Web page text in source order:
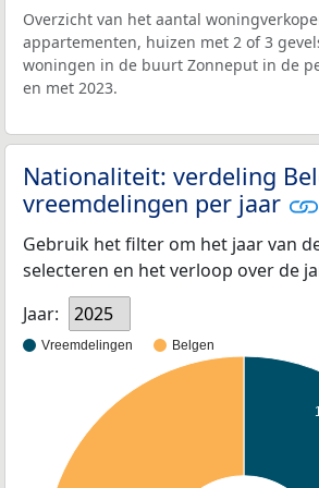
Overzicht van het aantal
appartementen, huizen met 2 of 3
woningen in de buurt Zonneput in de
en met 2023.
Nationaliteit: verdeling
vreemdelingen per jaar
Gebruik het filter om het jaar van
selecteren en het verloop over de
Jaar:
2025
Vreemdelingen Belgen